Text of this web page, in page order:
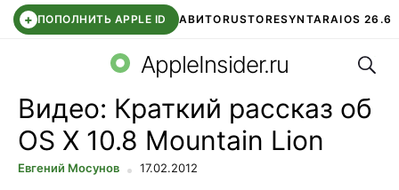
+ ПОПОЛНИТЬ APPLE ID АВИТОRUSTORESYNTARAIOS 26.6
СБЕР КИДС ЧАТ ROBLOXВТБ ОНЛАЙН
AppleInsider.ru
Видео: Краткий рассказ об
OS X 10.8 Mountain Lion
Евгений Мосунов 17.02.2012